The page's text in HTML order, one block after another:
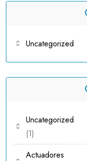
Uncategorized
Uncategorized
11
producto
Actuadores